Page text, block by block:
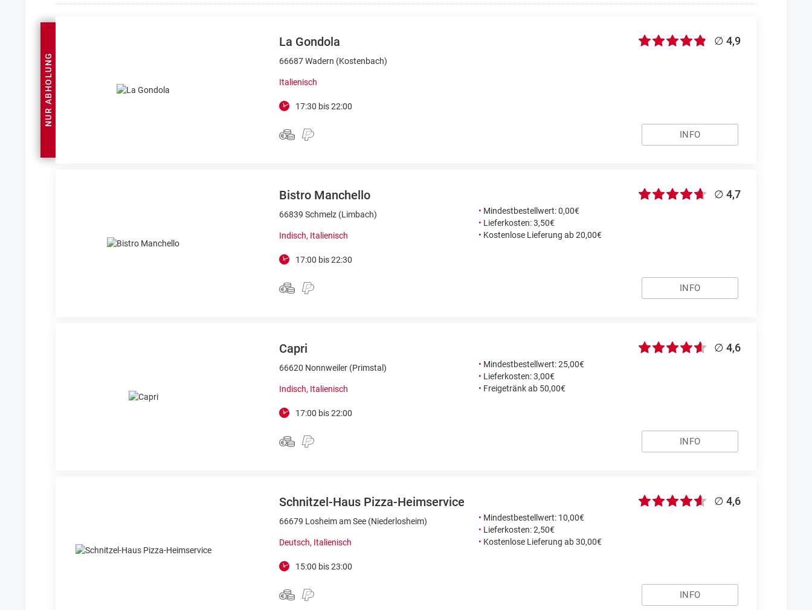
NUR ABHOLUNG
La Gondola
66687 Wadern (Kostenbach)
Italienisch
17:30 bis 22:00
∅ 4,9
INFO
Bistro Manchello
66839 Schmelz (Limbach)
Indisch, Italienisch
17:00 bis 22:30
• Mindestbestellwert: 0,00€
• Lieferkosten: 3,50€
• Kostenlose Lieferung ab 20,00€
∅ 4,7
INFO
Capri
66620 Nonnweiler (Primstal)
Indisch, Italienisch
17:00 bis 22:00
• Mindestbestellwert: 25,00€
• Lieferkosten: 3,00€
• Freigetränk ab 50,00€
∅ 4,6
INFO
Schnitzel-Haus Pizza-Heimservice
66679 Losheim am See (Niederlosheim)
Deutsch, Italienisch
15:00 bis 23:00
• Mindestbestellwert: 10,00€
• Lieferkosten: 2,50€
• Kostenlose Lieferung ab 30,00€
∅ 4,6
INFO